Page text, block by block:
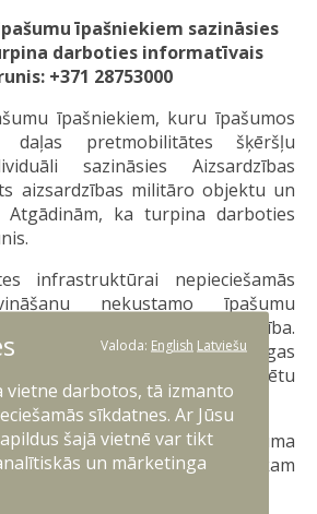
īpašniekiem sazināsies
darboties informatīvais
+371 28753000
īpašniekiem, kuru īpašumos
daļas pretmobilitātes šķēršļu
sazināsies Aizsardzības
aizsardzības militāro objektu un
Atgādinām, ka turpina darboties
infrastruktūrai nepieciešamās
nekustamo īpašumu
izmaksāta taisnīga atlīdzība.
noteikšanu veiks taisnīgas
komisija, piesaistot sertificētu
vērtētāju.
sastāv no nekustamā īpašuma
īpašuma īpašniekam
apmēra.
Valoda: English Latviešu
vietne darbotos, tā izmanto
sīkdatnes. Ar Jūsu
šajā vietnē var tikt
un mārketinga